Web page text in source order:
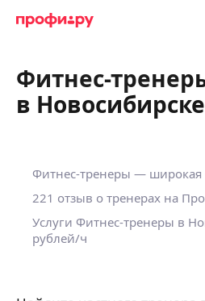
Фитнес-
в Новосибирске
Фитнес-тренеры — широкая
221 отзыв о тренерах на
Услуги Фитнес-тренеры в
рублей/ч